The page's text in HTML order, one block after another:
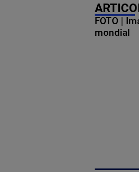
FOTO |
mondial